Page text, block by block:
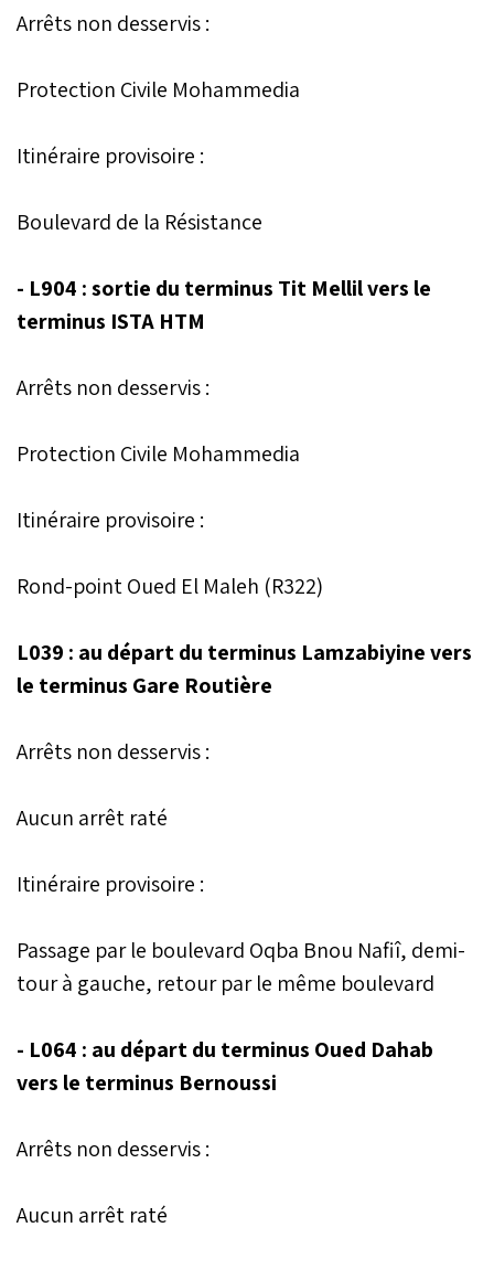
Arrêts non desservis :
Protection Civile Mohammedia
Itinéraire provisoire :
Boulevard de la Résistance
- L904 : sortie du terminus Tit Mellil vers le
terminus ISTA HTM
Arrêts non desservis :
Protection Civile Mohammedia
Itinéraire provisoire :
Rond-point Oued El Maleh (R322)
L039 : au départ du terminus Lamzabiyine vers
le terminus Gare Routière
Arrêts non desservis :
Aucun arrêt raté
Itinéraire provisoire :
Passage par le boulevard Oqba Bnou Nafiî, demi-
tour à gauche, retour par le même boulevard
- L064 : au départ du terminus Oued Dahab
vers le terminus Bernoussi
Arrêts non desservis :
Aucun arrêt raté